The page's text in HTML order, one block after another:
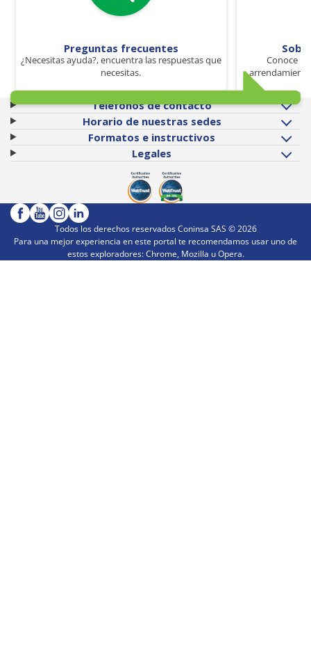
Preguntas frecuentes
¿Necesitas ayuda?, encuentra las respuestas que
necesitas.
Conoce
Teléfonos de contacto
Horario de nuestras sedes
Formatos e instructivos
Legales
Todos los derechos reservados Coninsa SAS ©2026
Para una mejor experiencia en este portal te recomendamos usar uno de
estos exploradores: Chrome, Mozilla u Opera.